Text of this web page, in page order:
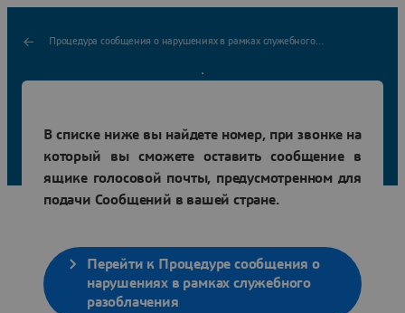
Процедура сообщения о нарушениях в рамках служебного разоблачения
нарушении по телефону?
В списке ниже вы найдете номер, при звонке на
который вы сможете оставить сообщение в
ящике голосовой почты, предусмотренном для
подачи Сообщений в вашей стране.
Перейти к Процедуре сообщения о
нарушениях в рамках служебного
разоблачения